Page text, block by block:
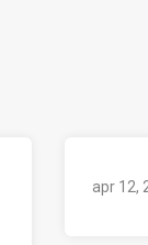
apr 12,